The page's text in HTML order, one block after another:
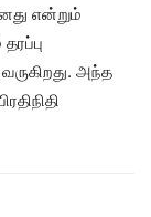
என்றும்
அந்த